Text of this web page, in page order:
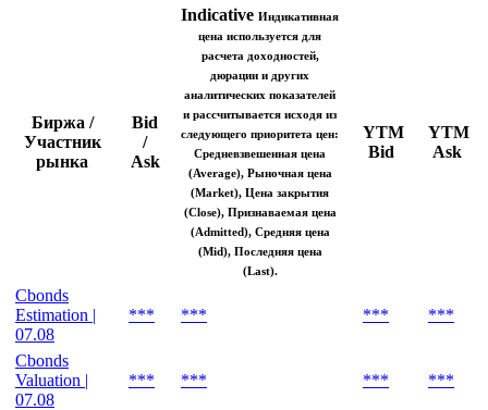
Биржа /
Участник
рынка
Bid
/
Ask
Indicative Индикативная
цена используется для
расчета доходностей,
дюрации и других
аналитических показателей
и рассчитывается исходя из
следующего приоритета цен:
Средневзвешенная цена
(Average), Рыночная цена
(Market), Цена закрытия
(Close), Признаваемая цена
(Admitted), Средняя цена
(Mid), Последняя цена
(Last).
YTM
Bid
YTM
Ask
Cbonds
Estimation |
07.08
*** *** *** ***
Cbonds
Valuation |
07.08
*** *** *** ***